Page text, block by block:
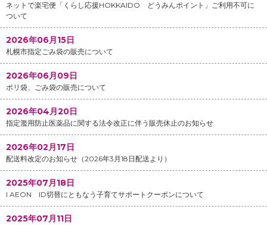
ネットで楽宅便「くらし応援HOKKAIDO どうみんポイント」ご利用不可に
ついて
2026年06月15日
札幌市指定ごみ袋の販売について
2026年06月09日
ポリ袋、ごみ袋の販売について
2026年04月20日
指定濫用防止医薬品に関する法令改正に伴う販売休止のお知らせ
2026年02月17日
配送料改定のお知らせ（2026年3月18日配送より）
2025年07月18日
I AEON ID切替にともなう子育てサポートクーポンについて
2025年07月11日